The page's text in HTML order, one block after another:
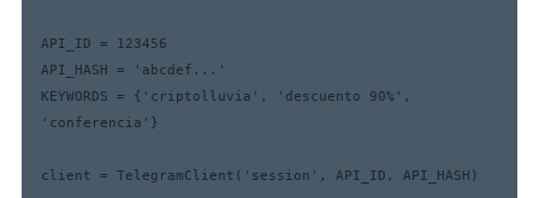
API_ID = 123456
API_HASH = 'abcdef...'
KEYWORDS = {'criptolluvia', 'descuento 90%',
'conferencia'}
client = TelegramClient('session', API_ID, API_HASH)